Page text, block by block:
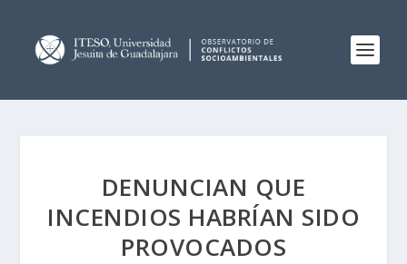
DENUNCIAN QUE
INCENDIOS HABRÍAN SIDO
PROVOCADOS